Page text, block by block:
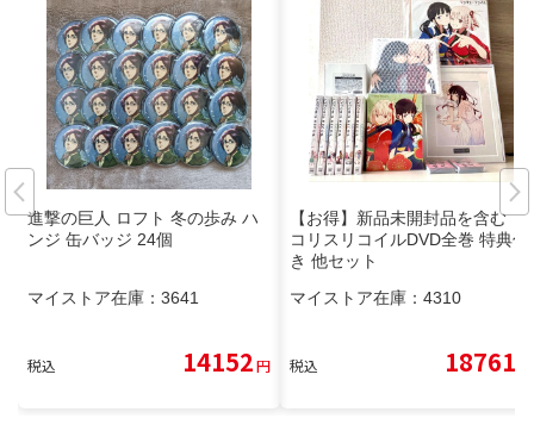
進撃の巨人 ロフト 冬の歩み ハ
ンジ 缶バッジ 24個
マイストア在庫： 3641
税込 14152円
【お得】新品未開封品を含む リ
コリスリコイルDVD全巻 特典付
き 他セット
マイストア在庫： 4310
税込 18761